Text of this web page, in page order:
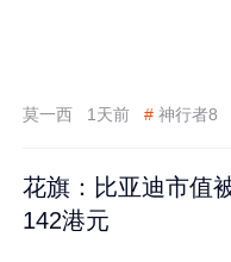
莫一西 1天前 # 神行者8
花旗：比亚迪市值
142港元